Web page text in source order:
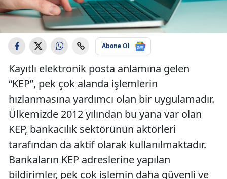
Abone Ol
Kayıtlı elektronik posta anlamına gelen
“KEP”, pek çok alanda işlemlerin
hızlanmasına yardımcı olan bir uygulamadır.
Ülkemizde 2012 yılından bu yana var olan
KEP, bankacılık sektörünün aktörleri
tarafından da aktif olarak kullanılmaktadır.
Bankaların KEP adreslerine yapılan
bildirimler, pek çok işlemin daha güvenli ve